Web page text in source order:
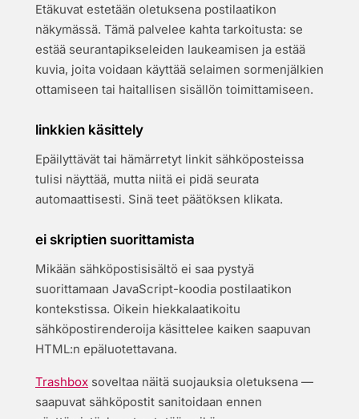
Etäkuvat estetään oletuksena postilaatikon
näkymässä. Tämä palvelee kahta tarkoitusta: se
estää seurantapikseleiden laukeamisen ja estää
kuvia, joita voidaan käyttää selaimen sormenjälkien
ottamiseen tai haitallisen sisällön toimittamiseen.
linkkien käsittely
Epäilyttävät tai hämärretyt linkit sähköposteissa
tulisi näyttää, mutta niitä ei pidä seurata
automaattisesti. Sinä teet päätöksen klikata.
ei skriptien suorittamista
Mikään sähköpostisisältö ei saa pystyä
suorittamaan JavaScript-koodia postilaatikon
kontekstissa. Oikein hiekkalaatikoitu
sähköpostirenderoija käsittelee kaiken saapuvan
HTML:n epäluotettavana.
Trashbox soveltaa näitä suojauksia oletuksena —
saapuvat sähköpostit sanitoidaan ennen